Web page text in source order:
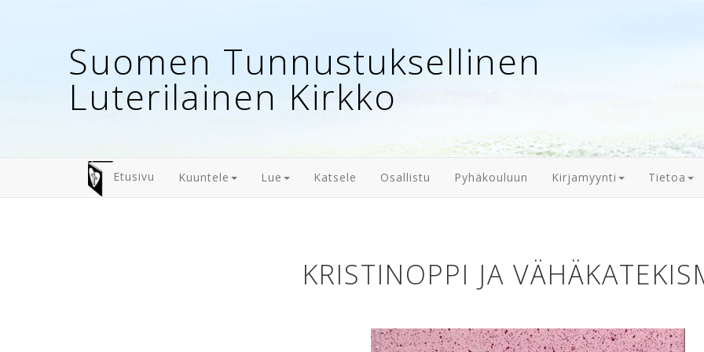
Suomen Tunnustuksellinen
Luterilainen Kirkko
Etusivu Kuuntele Lue Katsele Osallistu Pyhäkouluun Kirjamyynti Tietoa
KRISTINOPPI JA